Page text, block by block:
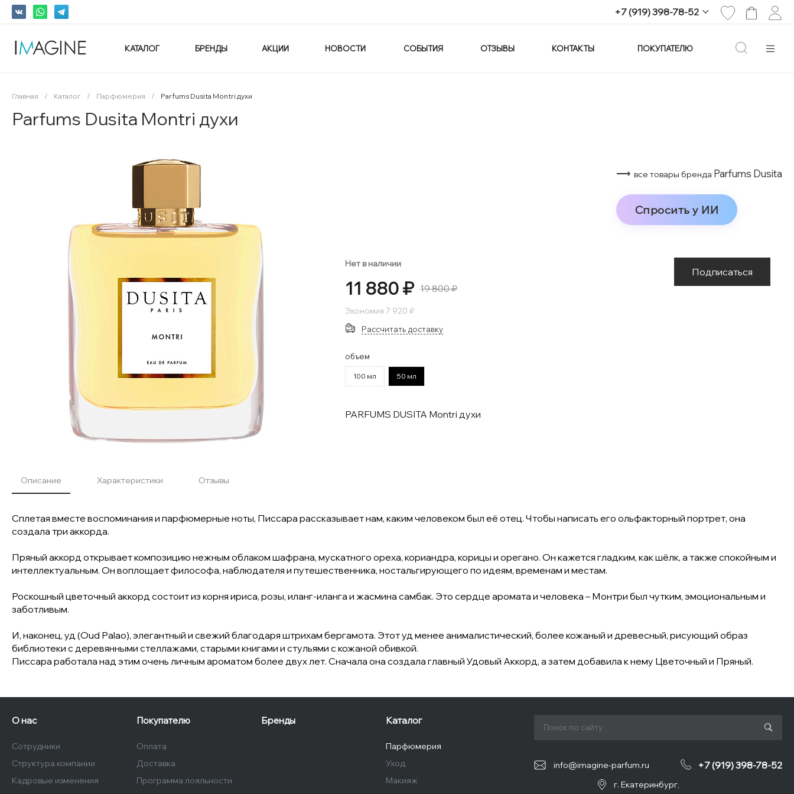
+7 (919) 398-78-52
+7 (919) 398-78-52
КАТАЛОГ БРЕНДЫ АКЦИИ НОВОСТИ СОБЫТИЯ ОТЗЫВЫ КОНТАКТЫ ПОКУПАТЕЛЮ
Главная / Каталог / Парфюмерия / Parfums Dusita Montri духи
Parfums Dusita Montri духи
⟶ все товары бренда Parfums Dusita
Спросить у ИИ
Нет в наличии
11 880 ₽ 19 800 ₽
Экономия 7 920 ₽
Подписаться
Рассчитать доставку
объем
100 мл 50 мл
PARFUMS DUSITA Montri духи
Описание Характеристики Отзывы
Сплетая вместе воспоминания и парфюмерные ноты, Писсара рассказывает нам, каким человеком был её отец. Чтобы написать его ольфакторный портрет, она
создала три аккорда.
Пряный аккорд открывает композицию нежным облаком шафрана, мускатного ореха, кориандра, корицы и орегано. Он кажется гладким, как шёлк, а также спокойным и
интеллектуальным. Он воплощает философа, наблюдателя и путешественника, ностальгирующего по идеям, временам и местам.
Роскошный цветочный аккорд состоит из корня ириса, розы, иланг-иланга и жасмина самбак. Это сердце аромата и человека – Монтри был чутким, эмоциональным и
заботливым.
И, наконец, уд (Oud Palao), элегантный и свежий благодаря штрихам бергамота. Этот уд менее анималистический, более кожаный и древесный, рисующий образ
библиотеки с деревянными стеллажами, старыми книгами и стульями с кожаной обивкой.
Писсара работала над этим очень личным ароматом более двух лет. Сначала она создала главный Удовый Аккорд, а затем добавила к нему Цветочный и Пряный.
О нас
Сотрудники
Структура компании
Кадровые изменения
Покупателю
Оплата
Доставка
Программа лояльности
Бренды Каталог
Парфюмерия
Уход
Макияж
info@imagine-parfum.ru +7 (919) 398-78-52
г. Екатеринбург,